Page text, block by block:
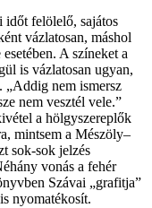
időt felölelő, sajátos
vázlatosan, máshol
A színeket a
is vázlatosan ugyan,
„Addig nem ismersz
nem vesztél vele.”
a hölgyszereplők
mintsem a Mészöly–
sok-sok jelzés
vonás a fehér
Szávai „grafitja”
nyomatékosít.